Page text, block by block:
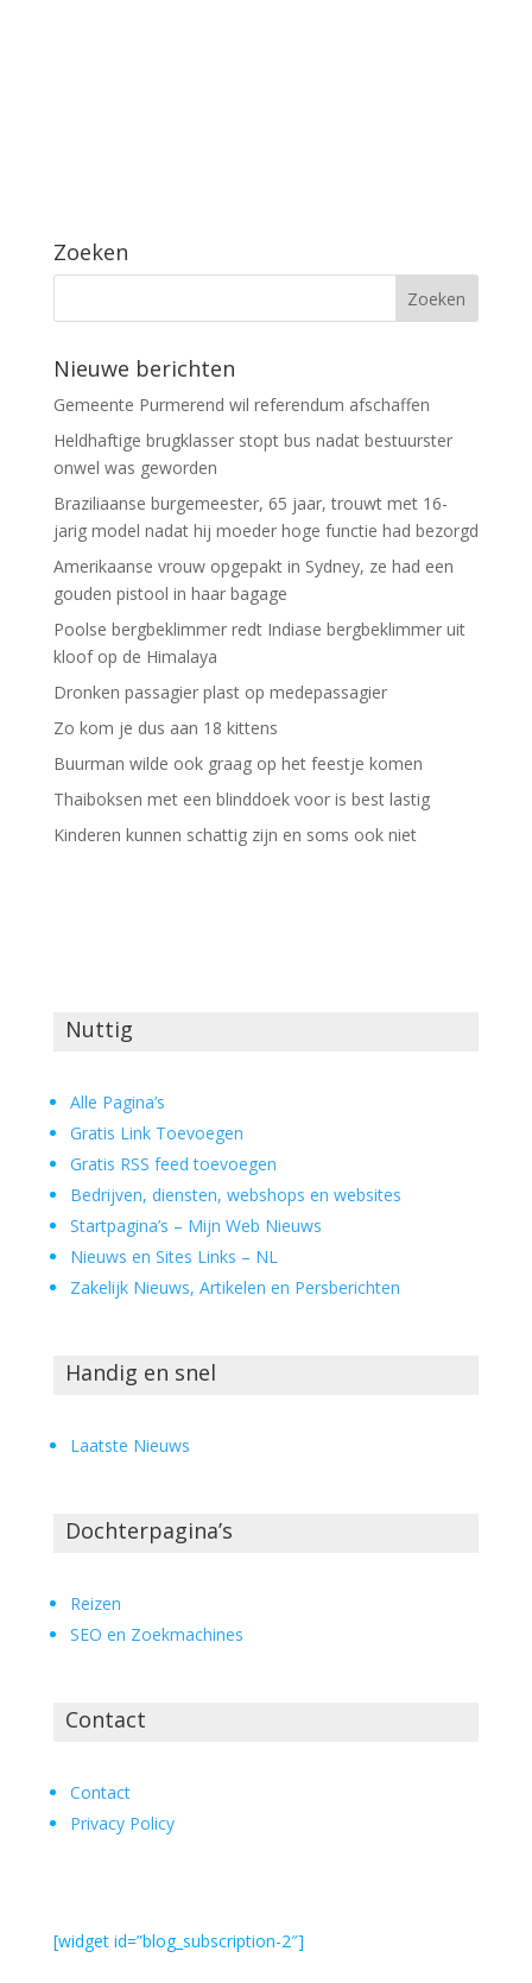
Zoeken
Nieuwe berichten
Gemeente Purmerend wil referendum afschaffen
Heldhaftige brugklasser stopt bus nadat bestuurster
onwel was geworden
Braziliaanse burgemeester, 65 jaar, trouwt met 16-
jarig model nadat hij moeder hoge functie had bezorgd
Amerikaanse vrouw opgepakt in Sydney, ze had een
gouden pistool in haar bagage
Poolse bergbeklimmer redt Indiase bergbeklimmer uit
kloof op de Himalaya
Dronken passagier plast op medepassagier
Zo kom je dus aan 18 kittens
Buurman wilde ook graag op het feestje komen
Thaiboksen met een blinddoek voor is best lastig
Kinderen kunnen schattig zijn en soms ook niet
Nuttig
Alle Pagina’s
Gratis Link Toevoegen
Gratis RSS feed toevoegen
Bedrijven, diensten, webshops en websites
Startpagina’s – Mijn Web Nieuws
Nieuws en Sites Links – NL
Zakelijk Nieuws, Artikelen en Persberichten
Handig en snel
Laatste Nieuws
Dochterpagina’s
Reizen
SEO en Zoekmachines
Contact
Contact
Privacy Policy
[widget id=”blog_subscription-2″]